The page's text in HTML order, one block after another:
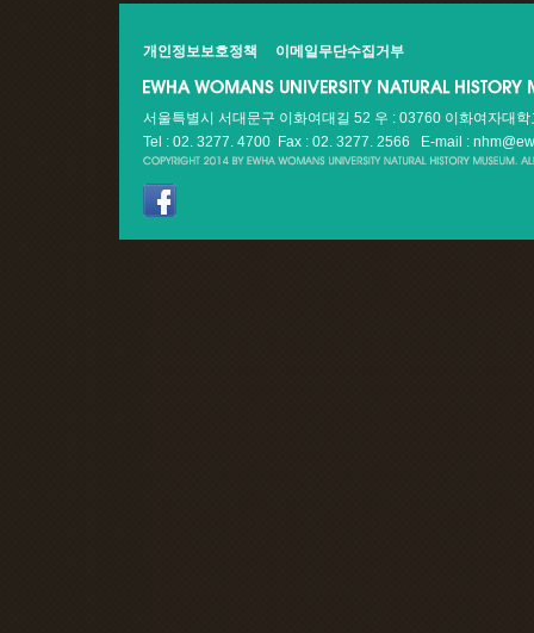
개인정보보호정책 이메일무단수집거부
서울특별시 서대문구 이화여대길 52 우 : 03760 이화여자대
Tel : 02. 3277. 4700 Fax : 02. 3277. 2566
E-mail :